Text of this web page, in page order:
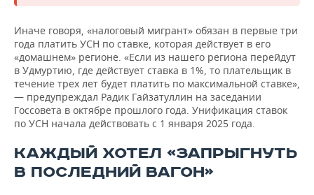
Иначе говоря, «налоговый мигрант» обязан в первые три
года платить УСН по ставке, которая действует в его
«домашнем» регионе. «Если из нашего региона перейдут
в Удмуртию, где действует ставка в 1%, то плательщик в
течение трех лет будет платить по максимальной ставке»,
— предупреждал Радик Гайзатуллин на заседании
Госсовета в октябре прошлого года. Унификация ставок
по УСН начала действовать с 1 января 2025 года.
КАЖДЫЙ ХОТЕЛ «ЗАПРЫГНУТЬ
В ПОСЛЕДНИЙ ВАГОН»